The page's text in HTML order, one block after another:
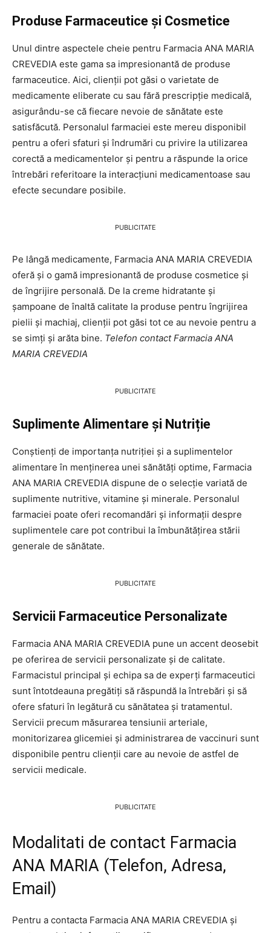
Produse Farmaceutice și Cosmetice
Unul dintre aspectele cheie pentru Farmacia ANA MARIA
CREVEDIA este gama sa impresionantă de produse
farmaceutice. Aici, clienții pot găsi o varietate de
medicamente eliberate cu sau fără prescripție medicală,
asigurându-se că fiecare nevoie de sănătate este
satisfăcută. Personalul farmaciei este mereu disponibil
pentru a oferi sfaturi și îndrumări cu privire la utilizarea
corectă a medicamentelor și pentru a răspunde la orice
întrebări referitoare la interacțiuni medicamentoase sau
efecte secundare posibile.
PUBLICITATE
Pe lângă medicamente, Farmacia ANA MARIA CREVEDIA
oferă și o gamă impresionantă de produse cosmetice și
de îngrijire personală. De la creme hidratante și
șampoane de înaltă calitate la produse pentru îngrijirea
pielii și machiaj, clienții pot găsi tot ce au nevoie pentru a
se simți și arăta bine. Telefon contact Farmacia ANA
MARIA CREVEDIA
PUBLICITATE
Suplimente Alimentare și Nutriție
Conștienți de importanța nutriției și a suplimentelor
alimentare în menținerea unei sănătăți optime, Farmacia
ANA MARIA CREVEDIA dispune de o selecție variată de
suplimente nutritive, vitamine și minerale. Personalul
farmaciei poate oferi recomandări și informații despre
suplimentele care pot contribui la îmbunătățirea stării
generale de sănătate.
PUBLICITATE
Servicii Farmaceutice Personalizate
Farmacia ANA MARIA CREVEDIA pune un accent deosebit
pe oferirea de servicii personalizate și de calitate.
Farmacistul principal și echipa sa de experți farmaceutici
sunt întotdeauna pregătiți să răspundă la întrebări și să
ofere sfaturi în legătură cu sănătatea și tratamentul.
Servicii precum măsurarea tensiunii arteriale,
monitorizarea glicemiei și administrarea de vaccinuri sunt
disponibile pentru clienții care au nevoie de astfel de
servicii medicale.
PUBLICITATE
Modalitati de contact Farmacia
ANA MARIA (Telefon, Adresa,
Email)
Pentru a contacta Farmacia ANA MARIA CREVEDIA și